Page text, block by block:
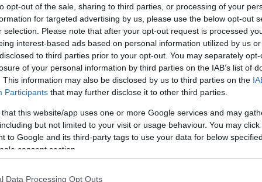
opt-out of the sale, sharing to third parties, or processing of your
for targeted advertising by us, please use the below opt-out
selection. Please note that after your opt-out request is processed
interest-based ads based on personal information utilized by us
to third parties prior to your opt-out. You may separately
of your personal information by third parties on the IAB’s list of
This information may also be disclosed by us to third parties on the
Participants that may further disclose it to other third parties.
that this website/app uses one or more Google services and may
but not limited to your visit or usage behaviour. You may
to Google and its third-party tags to use your data for below
consent section.
Data Processing Opt Outs
της δικογραφίας και τελικά υιοθέτησε τη θέση
λειτουργού, κρίνοντας ότι υπάρχουν
ενοχής ειδικά για τον 69χρονο, ενώ για
προέκυψαν αντίστοιχα στοιχεία.
ρόλο στην αξιολόγηση έπαιξαν οι
ιατροδικαστικά ευρήματα που περιλαμβάνουν
και ενδείξεις γενετήσιας προσβολής, καθώς
ειδικών ότι τα στοιχεία του παιδιού
πρόσωπο του στενού οικογενειακού
εξετάστηκε και η σύνδεση ανάμεσα σε
παιδιού και την καταγγελλόμενη κακοποίηση.